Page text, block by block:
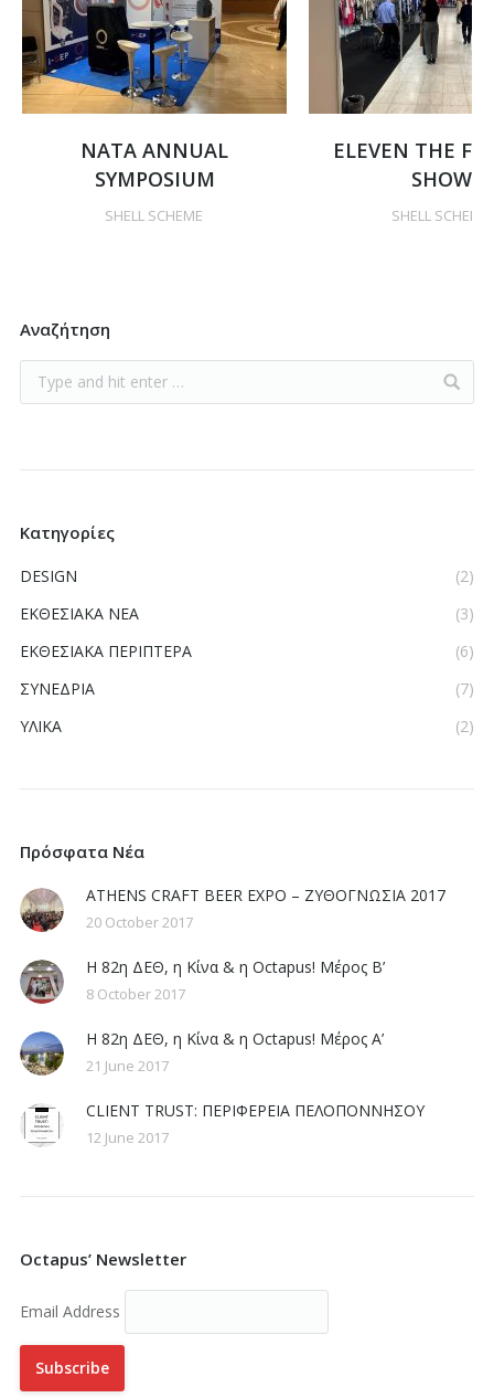
NATA ANNUAL
SYMPOSIUM
SHELL SCHEME
ELEVEN THE
SHOW
SHELL SCHEME
Αναζήτηση
Κατηγορίες
DESIGN
(2)
ΕΚΘΕΣΙΑΚΑ ΝΕΑ
(3)
ΕΚΘΕΣΙΑΚΑ ΠΕΡΙΠΤΕΡΑ
(6)
ΣΥΝΕΔΡΙΑ
(7)
ΥΛΙΚΑ
(2)
Πρόσφατα Νέα
ATHENS CRAFT BEER EXPO – ΖΥΘΟΓΝΩΣΙΑ 2017
20 October 2017
Η 82η ΔΕΘ, η Κίνα & η Octapus! Μέρος Β’
8 October 2017
Η 82η ΔΕΘ, η Κίνα & η Octapus! Μέρος Α’
21 June 2017
CLIENT TRUST: ΠΕΡΙΦΕΡΕΙΑ ΠΕΛΟΠΟΝΝΗΣΟΥ
12 June 2017
Octapus’ Newsletter
Email Address